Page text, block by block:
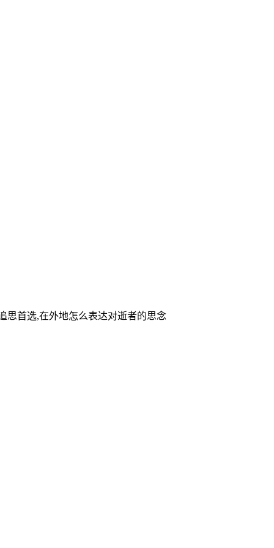
思首选,在外地怎么表达对逝者的思念